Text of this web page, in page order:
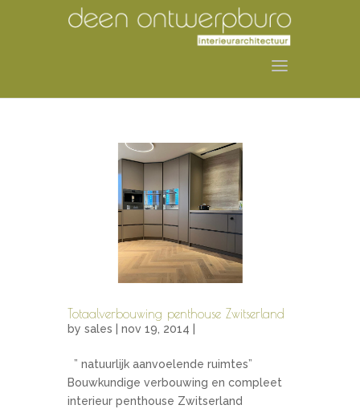
Totaalverbouwing penthouse Zwitserland
by sales | nov 19, 2014 |
” natuurlijk aanvoelende ruimtes”
Bouwkundige verbouwing en compleet
interieur penthouse Zwitserland